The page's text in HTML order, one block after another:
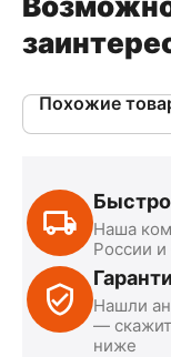
Похожие
Наша
России
Нашли
—
ниже